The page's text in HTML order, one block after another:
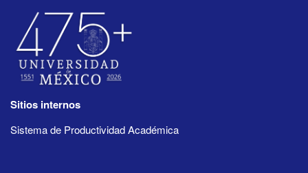
Sitios internos
Sistema de Productividad Académica